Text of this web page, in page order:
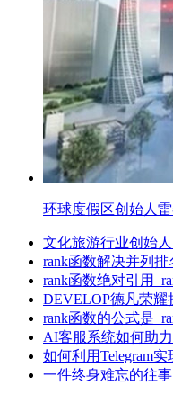
环球度假区创始人
文化旅游行业创始
rank函数解决并列
rank函数绝对引用
DEVELOP德凡荣
rank函数的公式是
AI客服系统如何助
如何利用Telegram
一件终身难忘的往事